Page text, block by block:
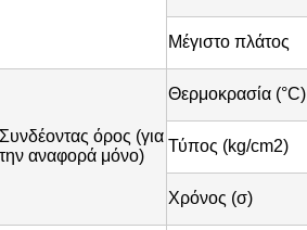
Μέγιστο πλάτος
Συνδέοντας όρος (για
την αναφορά μόνο)
Θερμοκρασία (°C)
Τύπος (kg/cm2)
Χρόνος (σ)